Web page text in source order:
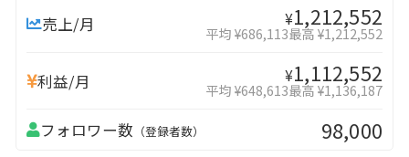
売上/月 ¥1,212,552
平均 ¥686,113最高 ¥1,212,552
利益/月 ¥1,112,552
平均 ¥648,613最高 ¥1,136,187
フォロワー数 （登録者数） 98,000